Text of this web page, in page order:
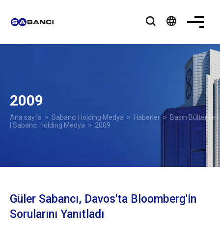
language
2009
Ana sayfa > Sabancı Holding Medya > Haberler> Basın Bültenleri
| Sabancı Holding Medya > 2009
Güler Sabancı, Davos'ta Bloomberg'in
Sorularını Yanıtladı